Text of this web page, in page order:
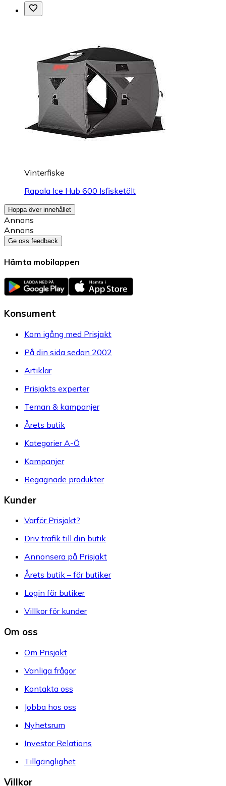
Vinterfiske
Rapala Ice Hub 600 Isfisketält
Hoppa över innehållet
Annons
Annons
Ge oss feedback
Hämta mobilappen
Konsument
Kom igång med Prisjakt
På din sida sedan 2002
Artiklar
Prisjakts experter
Teman & kampanjer
Årets butik
Kategorier A-Ö
Kampanjer
Begagnade produkter
Kunder
Varför Prisjakt?
Driv trafik till din butik
Annonsera på Prisjakt
Årets butik – för butiker
Login för butiker
Villkor för kunder
Om oss
Om Prisjakt
Vanliga frågor
Kontakta oss
Jobba hos oss
Nyhetsrum
Investor Relations
Tillgänglighet
Villkor